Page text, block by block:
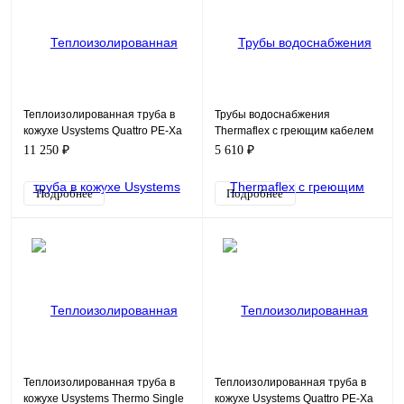
Теплоизолированная труба в
кожухе Usystems Quattro PE-Xa
2x25x2,3-2x25x3,5/175
11 250 ₽
Подробнее
Трубы водоснабжения
Thermaflex с греющим кабелем
с защитой от замерзания
5 610 ₽
Подробнее
Теплоизолированная труба в
кожухе Usystems Thermo Single
Теплоизолированная труба в
кожухе Usystems Quattro PE-Xa